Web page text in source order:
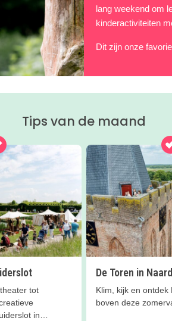
lang weekend om
kinderactiviteiten
Dit zijn onze
Tips van de maand
tot
in
De Toren in
Klim, kijk en ontdek
boven deze